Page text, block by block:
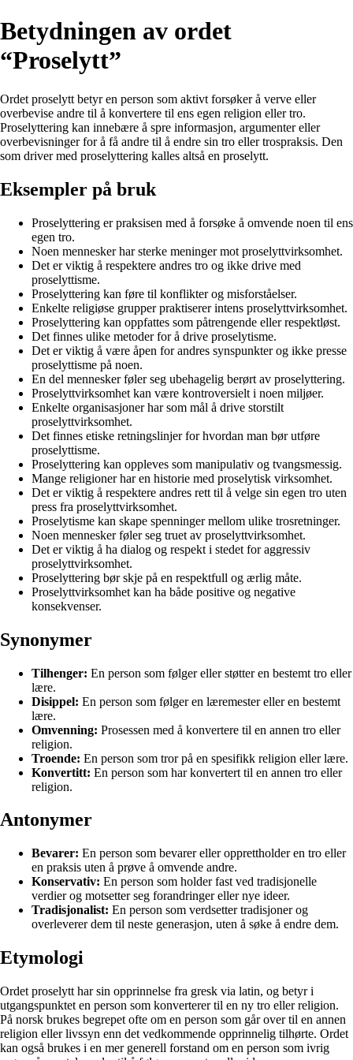
Betydningen av ordet
“Proselytt”
Ordet proselytt betyr en person som aktivt forsøker å verve eller
overbevise andre til å konvertere til ens egen religion eller tro.
Proselyttering kan innebære å spre informasjon, argumenter eller
overbevisninger for å få andre til å endre sin tro eller trospraksis. Den
som driver med proselyttering kalles altså en proselytt.
Eksempler på bruk
Proselyttering er praksisen med å forsøke å omvende noen til ens
egen tro.
Noen mennesker har sterke meninger mot proselyttvirksomhet.
Det er viktig å respektere andres tro og ikke drive med
proselyttisme.
Proselyttering kan føre til konflikter og misforståelser.
Enkelte religiøse grupper praktiserer intens proselyttvirksomhet.
Proselyttering kan oppfattes som påtrengende eller respektløst.
Det finnes ulike metoder for å drive proselytisme.
Det er viktig å være åpen for andres synspunkter og ikke presse
proselyttisme på noen.
En del mennesker føler seg ubehagelig berørt av proselyttering.
Proselyttvirksomhet kan være kontroversielt i noen miljøer.
Enkelte organisasjoner har som mål å drive storstilt
proselyttvirksomhet.
Det finnes etiske retningslinjer for hvordan man bør utføre
proselyttisme.
Proselyttering kan oppleves som manipulativ og tvangsmessig.
Mange religioner har en historie med proselytisk virksomhet.
Det er viktig å respektere andres rett til å velge sin egen tro uten
press fra proselyttvirksomhet.
Proselytisme kan skape spenninger mellom ulike trosretninger.
Noen mennesker føler seg truet av proselyttvirksomhet.
Det er viktig å ha dialog og respekt i stedet for aggressiv
proselyttvirksomhet.
Proselyttering bør skje på en respektfull og ærlig måte.
Proselyttvirksomhet kan ha både positive og negative
konsekvenser.
Synonymer
Tilhenger: En person som følger eller støtter en bestemt tro eller
lære.
Disippel: En person som følger en læremester eller en bestemt
lære.
Omvenning: Prosessen med å konvertere til en annen tro eller
religion.
Troende: En person som tror på en spesifikk religion eller lære.
Konvertitt: En person som har konvertert til en annen tro eller
religion.
Antonymer
Bevarer: En person som bevarer eller opprettholder en tro eller
en praksis uten å prøve å omvende andre.
Konservativ: En person som holder fast ved tradisjonelle
verdier og motsetter seg forandringer eller nye ideer.
Tradisjonalist: En person som verdsetter tradisjoner og
overleverer dem til neste generasjon, uten å søke å endre dem.
Etymologi
Ordet proselytt har sin opprinnelse fra gresk via latin, og betyr i
utgangspunktet en person som konverterer til en ny tro eller religion.
På norsk brukes begrepet ofte om en person som går over til en annen
religion eller livssyn enn det vedkommende opprinnelig tilhørte. Ordet
kan også brukes i en mer generell forstand om en person som ivrig